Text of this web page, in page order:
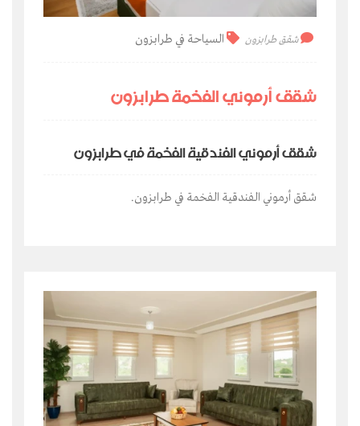
شقق طرابزون السياحة في طرابزون
شقق أرموني الفخمة طرابزون
شقق أرموني الفندقية الفخمة في طرابزون
شقق أرموني الفندقية الفخمة في طرابزون.